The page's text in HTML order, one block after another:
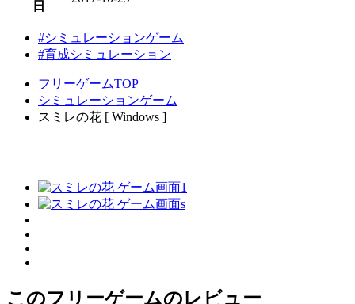
日
#シミュレーションゲーム
#育成シミュレーション
フリーゲームTOP
シミュレーションゲーム
スミレの花 [ Windows ]
このフリーゲームのレビュー